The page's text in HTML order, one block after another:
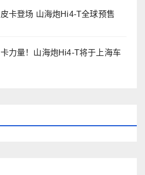
卡登场 山海炮Hi4-T全球预售
力量！山海炮Hi4-T将于上海车